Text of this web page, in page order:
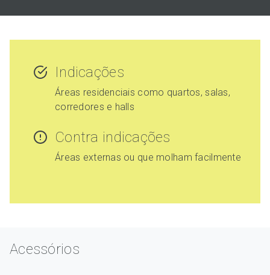
Indicações
Áreas residenciais como quartos, salas,
corredores e halls
Contra indicações
Áreas externas ou que molham facilmente
Acessórios